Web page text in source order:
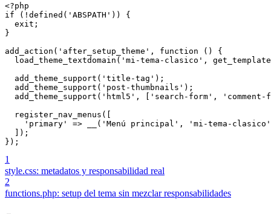
<?php
if (!defined('ABSPATH')) {
  exit;
}
add_action('after_setup_theme', function () {
load_theme_textdomain('mi-tema-clasico',
  add_theme_support('title-tag');
  add_theme_support('post-thumbnails');
add_theme_support('html5', ['search-form',
  register_nav_menus([
'primary' => __('Menú principal', 'mi-tema-
  ]);
});
1
style.css: metadatos y responsabilidad real
2
functions.php: setup del tema sin mezclar responsabilidades